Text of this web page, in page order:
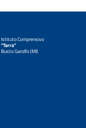
Istituto Comprensivo
"Tarra"
Busto Garolfo (MI)